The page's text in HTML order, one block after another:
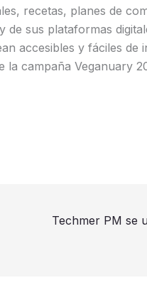
recetas, planes de
sus plataformas
accesibles y fáciles de
campaña Veganuary
Techmer PM se